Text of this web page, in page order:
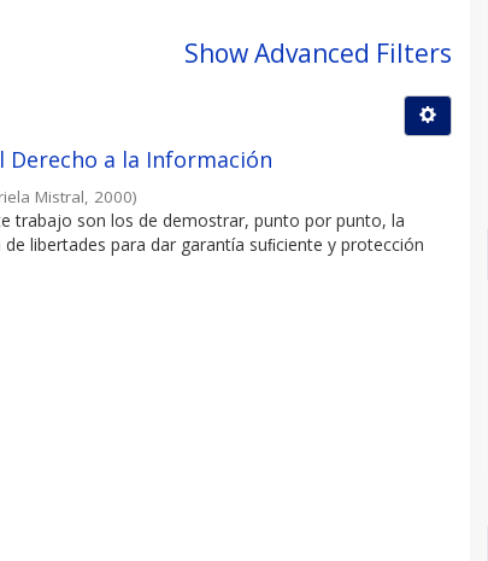
Show Advanced Filters
Derecho a la Información
Mistral 2000)
trabajo son los de demostrar, punto por punto, la
libertades para dar garantía suﬁciente y protección